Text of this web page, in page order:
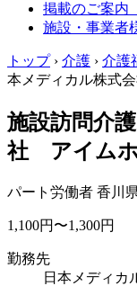
掲載のご案内
施設・事業者
トップ › 介護 › 介護
本メディカル株式
施設訪問介
社 アイム
パート労働者 香川
1,100円〜1,300円
勤務先
日本メディ